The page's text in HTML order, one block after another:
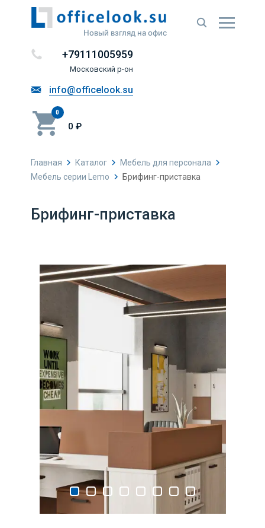
Новый взгляд на офис
+79111005959
Московский р-он
info@officelook.su
0
0 ₽
Главная Каталог
Мебель для персонала
Мебель серии Lemo
Брифинг-приставка
Брифинг-приставка